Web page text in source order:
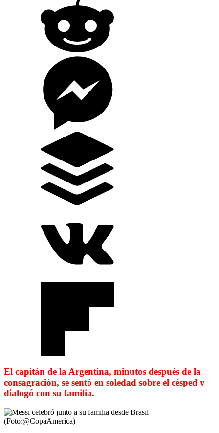
El capitán de la Argentina, minutos después de la
consagración, se sentó en soledad sobre el césped y
dialogó con su familia.